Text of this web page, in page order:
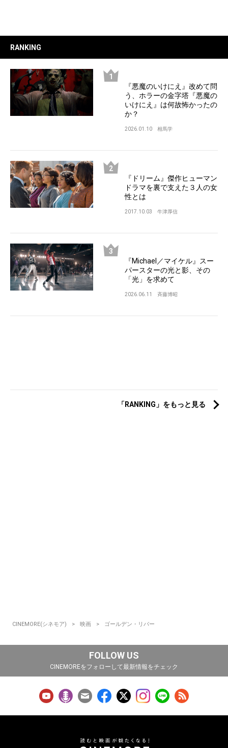
RANKING
『悪魔のいけにえ』改めて問
う、ホラーの金字塔『悪魔の
いけにえ』は何故怖かったの
か？
2026.01.10 相馬学
『ドリーム』傑作ヒューマン
ドラマを裏で支えた３人の女
性とは
2017.10.03 牛津厚信
『Michael／マイケル』スー
パースターの光と影、その
「光」を求めて
2026.06.11 斉藤博昭
「RANKING」をもっと見る
CINEMORE(シネモア) 映画 ゴールデン・リバー
FOLLOW US
CINEMOREをフォローして最新情報をチェック